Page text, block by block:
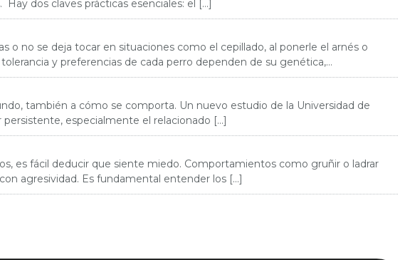
dos claves prácticas esenciales: el […]
o no se deja tocar en situaciones como el cepillado, al ponerle el arnés o
también a cómo se comporta. Un nuevo estudio de la Universidad de
persistente, especialmente el relacionado […]
es fácil deducir que siente miedo. Comportamientos como gruñir o ladrar
agresividad. Es fundamental entender los […]